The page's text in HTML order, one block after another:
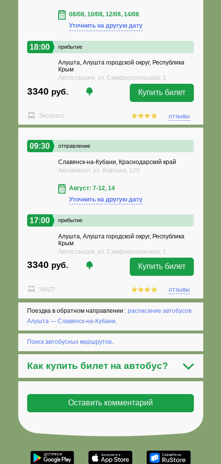
08/08, 10/08, 12/08, 14/08
Уточнить на другую дату
18:00 прибытие
Алушта, Алушта городской округ, Республика
Крым
Автостанция, ул. Симферопольская, 1
3340 руб. Купить билет
Экспресс отзывы
09:30 отправление
Славянск-на-Кубани, Краснодарский край
Автовокзал, ул. Ковтюха, 120
Август: 7-12, 14
Уточнить на другую дату
17:00 прибытие
Алушта, Алушта городской округ, Республика
Крым
Автостанция, ул. Симферопольская, 1
3340 руб. Купить билет
"МАП" отзывы
Поездка в обратном направлении :расписание автобусов
Алушта — Славянск-на-Кубани.
Поиск автобусных маршрутов.
Как купить билет на автобус?